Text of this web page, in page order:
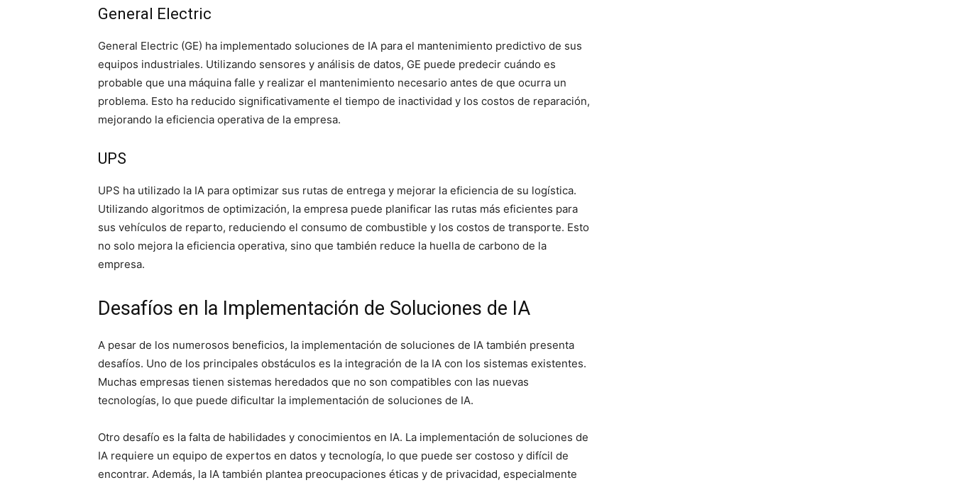
General Electric
General Electric (GE) ha implementado soluciones de IA para el mantenimiento predictivo de sus
equipos industriales. Utilizando sensores y análisis de datos, GE puede predecir cuándo es
probable que una máquina falle y realizar el mantenimiento necesario antes de que ocurra un
problema. Esto ha reducido significativamente el tiempo de inactividad y los costos de reparación,
mejorando la eficiencia operativa de la empresa.
UPS
UPS ha utilizado la IA para optimizar sus rutas de entrega y mejorar la eficiencia de su logística.
Utilizando algoritmos de optimización, la empresa puede planificar las rutas más eficientes para
sus vehículos de reparto, reduciendo el consumo de combustible y los costos de transporte. Esto
no solo mejora la eficiencia operativa, sino que también reduce la huella de carbono de la
empresa.
Desafíos en la Implementación de Soluciones de IA
A pesar de los numerosos beneficios, la implementación de soluciones de IA también presenta
desafíos. Uno de los principales obstáculos es la integración de la IA con los sistemas existentes.
Muchas empresas tienen sistemas heredados que no son compatibles con las nuevas
tecnologías, lo que puede dificultar la implementación de soluciones de IA.
Otro desafío es la falta de habilidades y conocimientos en IA. La implementación de soluciones de
IA requiere un equipo de expertos en datos y tecnología, lo que puede ser costoso y difícil de
encontrar. Además, la IA también plantea preocupaciones éticas y de privacidad, especialmente